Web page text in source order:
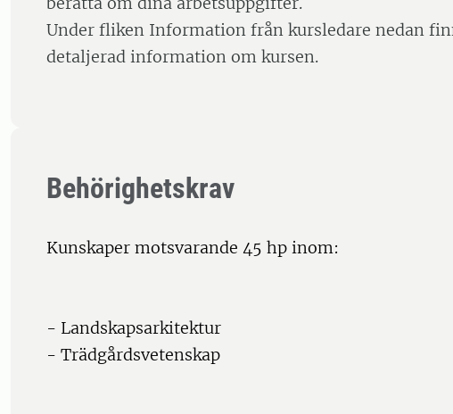
Under fliken Information från kursledare nedan
detaljerad information om kursen.
Behörighetskrav
Kunskaper motsvarande 45 hp inom:
- Landskapsarkitektur
- Trädgårdsvetenskap